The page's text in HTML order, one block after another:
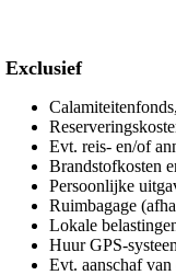
Exclusief
Evt. reis- en/of
Brandstofkosten
Persoonlijke
Ruimbagage
Lokale
Huur GPS-
Evt. aanschaf van